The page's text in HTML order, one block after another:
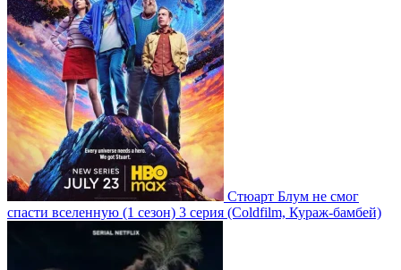
Стюарт Блум не смог
спасти вселенную (1 сезон) 3 серия (Coldfilm, Кураж-бамбей)